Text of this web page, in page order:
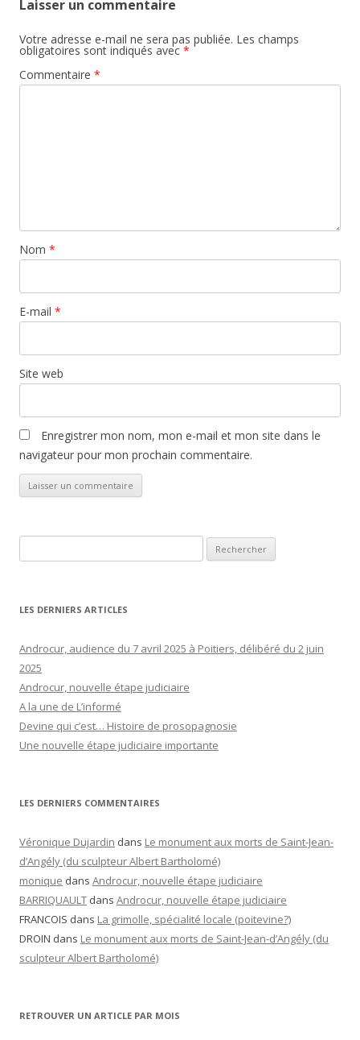
Laisser un commentaire
Votre adresse e-mail ne sera pas publiée. Les champs
obligatoires sont indiqués avec *
Commentaire *
Nom *
E-mail *
Site web
Enregistrer mon nom, mon e-mail et mon site dans le
navigateur pour mon prochain commentaire.
LES DERNIERS ARTICLES
Androcur, audience du 7 avril 2025 à Poitiers, délibéré du 2 juin
2025
Androcur, nouvelle étape judiciaire
A la une de L’informé
Devine qui c’est… Histoire de prosopagnosie
Une nouvelle étape judiciaire importante
LES DERNIERS COMMENTAIRES
Véronique Dujardin dans Le monument aux morts de Saint-Jean-
d’Angély (du sculpteur Albert Bartholomé)
monique dans Androcur, nouvelle étape judiciaire
BARRIQUAULT dans Androcur, nouvelle étape judiciaire
FRANCOIS dans La grimolle, spécialité locale (poitevine?)
DROIN dans Le monument aux morts de Saint-Jean-d’Angély (du
sculpteur Albert Bartholomé)
RETROUVER UN ARTICLE PAR MOIS